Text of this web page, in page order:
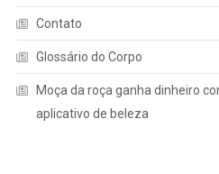
Contato
Glossário do Corpo
Moça da roça ganha dinheiro
aplicativo de beleza